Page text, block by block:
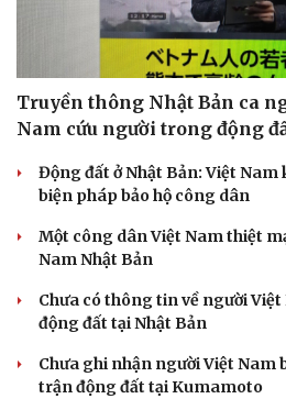
Truyền thông Nhật Bản ca
Nam cứu người trong động
Động đất ở Nhật Bản: Việt
biện pháp bảo hộ công dân
Một công dân Việt Nam thiệt
Nam Nhật Bản
Chưa có thông tin về người
động đất tại Nhật Bản
Chưa ghi nhận người Việt
trận động đất tại Kumamoto